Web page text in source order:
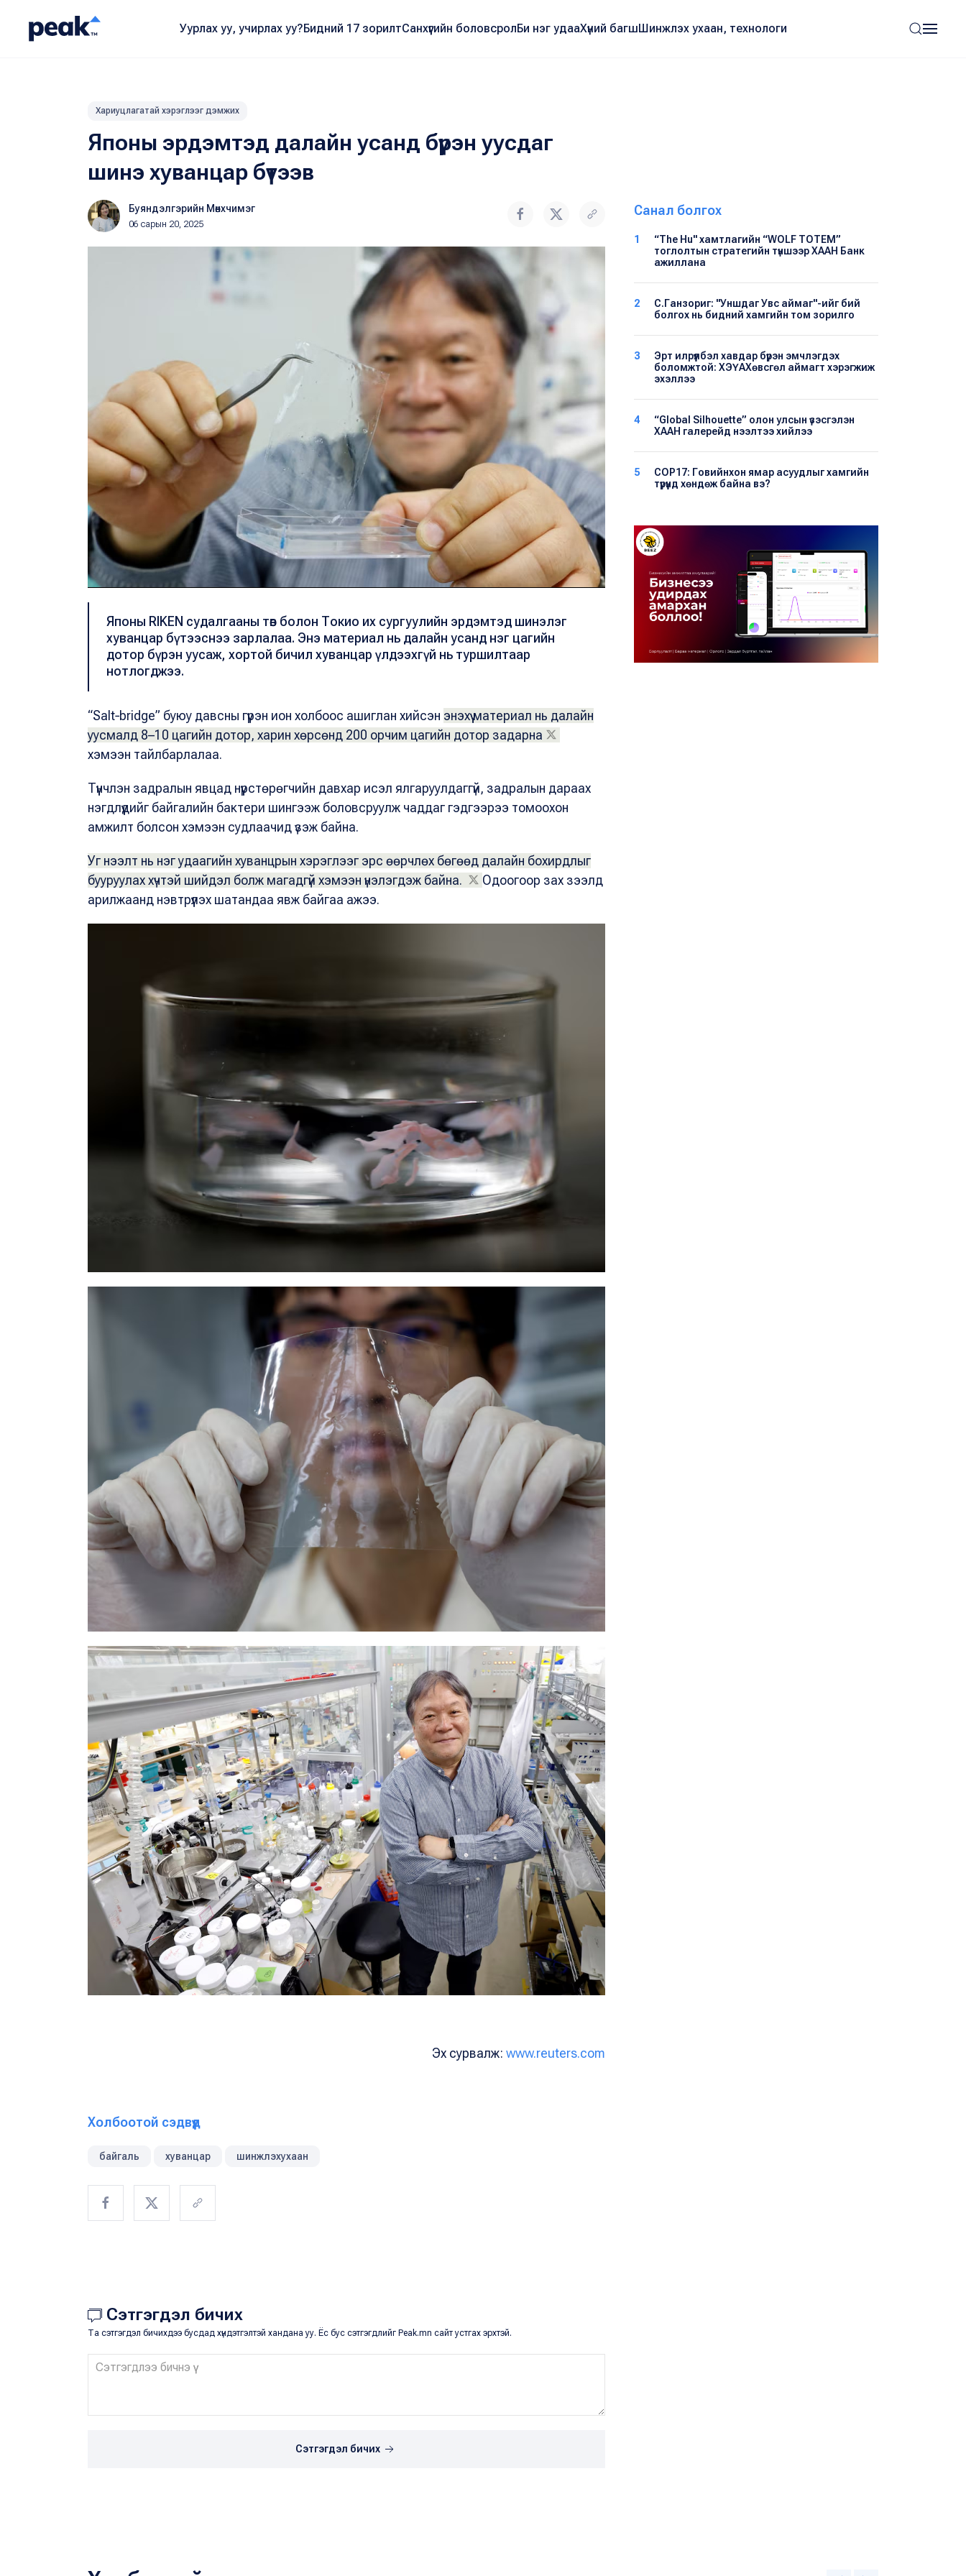
Уурлах уу, учирлах уу?Бидний 17 зорилтСанхүүгийн боловсролБи нэг удааХүний багшШинжлэх ухаан, технологи
Хариуцлагатай хэрэглээг дэмжих
Японы эрдэмтэд далайн усанд бүрэн уусдаг
шинэ хуванцар бүтээв
Буяндэлгэрийн Мөнхчимэг
06 сарын 20, 2025
Японы RIKEN судалгааны төв болон Токио их сургуулийн эрдэмтэд шинэлэг
хуванцар бүтээснээ зарлалаа. Энэ материал нь далайн усанд нэг цагийн
дотор бүрэн уусаж, хортой бичил хуванцар үлдээхгүй нь туршилтаар
нотлогджээ.
“Salt‑bridge” буюу давсны гүүрэн ион холбоос ашиглан хийсэн энэхүү материал нь далайн
уусмалд 8–10 цагийн дотор, харин хөрсөнд 200 орчим цагийн дотор задарна
хэмээн тайлбарлалаа.
Түүнчлэн задралын явцад нүүрстөрөгчийн давхар исэл ялгаруулдаггүй, задралын дараах
нэгдлүүдийг байгалийн бактери шингээж боловсруулж чаддаг гэдгээрээ томоохон
амжилт болсон хэмээн судлаачид үзэж байна.
Уг нээлт нь нэг удаагийн хуванцрын хэрэглээг эрс өөрчлөх бөгөөд далайн бохирдлыг
бууруулах хүчтэй шийдэл болж магадгүй хэмээн үнэлэгдэж байна.
Одоогоор зах зээлд
арилжаанд нэвтрүүлэх шатандаа явж байгаа ажээ.
Эх сурвалж: www.reuters.com
Холбоотой сэдвүүд
байгаль хуванцар шинжлэхухаан
Сэтгэгдэл бичих
Та сэтгэгдэл бичихдээ бусдад хүндэтгэлтэй хандана уу. Ёс бус сэтгэгдлийг Peak.mn сайт устгах эрхтэй.
Сэтгэгдэл бичих
Санал болгох
1
“The Hu" хамтлагийн “WOLF TOTEM”
тоглолтын стратегийн түншээр ХААН Банк
ажиллана
2
С.Ганзориг: "Уншдаг Увс аймаг"-ийг бий
болгох нь бидний хамгийн том зорилго
3
Эрт илрүүлбэл хавдар бүрэн эмчлэгдэх
боломжтой: ХЭҮА​Хөвсгөл аймагт хэрэгжиж
эхэллээ
4
“Global Silhouette” олон улсын үзэсгэлэн
ХААН галерейд нээлтээ хийлээ
5
COP17: Говийнхон ямар асуудлыг хамгийн
түрүүнд хөндөж байна вэ?